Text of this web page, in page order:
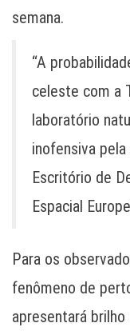
semana.
“A
celeste com a
laboratório
inofensiva pela
Escritório de
Espacial
Para os
fenômeno de
apresentará